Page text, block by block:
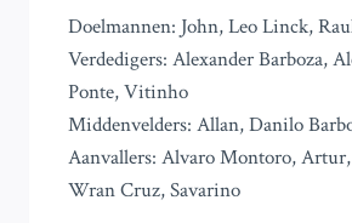
Doelmannen: John, Leo Linck,
Verdedigers: Alexander Barboza,
Ponte, Vitinho
Middenvelders: Allan, Danilo
Aanvallers: Alvaro Montoro,
Wran Cruz, Savarino